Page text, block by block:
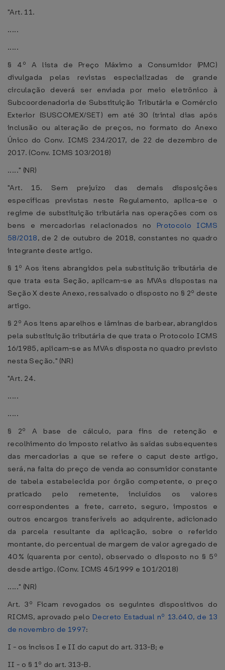
"Art. 11.
.....
.....
§ 4º A lista de Preço Máximo a Consumidor (PMC)
divulgada pelas revistas especializadas de grande
circulação deverá ser enviada por meio eletrônico à
Subcoordenadoria de Substituição Tributária e Comércio
Exterior (SUSCOMEX/SET) em até 30 (trinta) dias após
inclusão ou alteração de preços, no formato do Anexo
Único do Conv. ICMS 234/2017, de 22 de dezembro de
2017. (Conv. ICMS 103/2018)
....." (NR)
"Art. 15. Sem prejuízo das demais disposições
específicas previstas neste Regulamento, aplica-se o
regime de substituição tributária nas operações com os
bens e mercadorias relacionados no Protocolo ICMS
58/2018, de 2 de outubro de 2018, constantes no quadro
integrante deste artigo.
§ 1º Aos itens abrangidos pela substituição tributária de
que trata esta Seção, aplicam-se as MVAs dispostas na
Seção X deste Anexo, ressalvado o disposto no § 2º deste
artigo.
§ 2º Aos itens aparelhos e lâminas de barbear, abrangidos
pela substituição tributária de que trata o Protocolo ICMS
16/1985, aplicam-se as MVAs disposta no quadro previsto
nesta Seção." (NR)
"Art. 24.
.....
.....
§ 2º A base de cálculo, para fins de retenção e
recolhimento do imposto relativo às saídas subsequentes
das mercadorias a que se refere o caput deste artigo,
será, na falta do preço de venda ao consumidor constante
de tabela estabelecida por órgão competente, o preço
praticado pelo remetente, incluídos os valores
correspondentes a frete, carreto, seguro, impostos e
outros encargos transferíveis ao adquirente, adicionado
da parcela resultante da aplicação, sobre o referido
montante, do percentual de margem de valor agregado de
40% (quarenta por cento), observado o disposto no § 5º
desde artigo. (Conv. ICMS 45/1999 e 101/2018)
....." (NR)
Art. 3º Ficam revogados os seguintes dispositivos do
RICMS, aprovado pelo Decreto Estadual nº 13.640, de 13
de novembro de 1997:
I - os incisos I e II do caput do art. 313-B; e
II - o § 1º do art. 313-B.